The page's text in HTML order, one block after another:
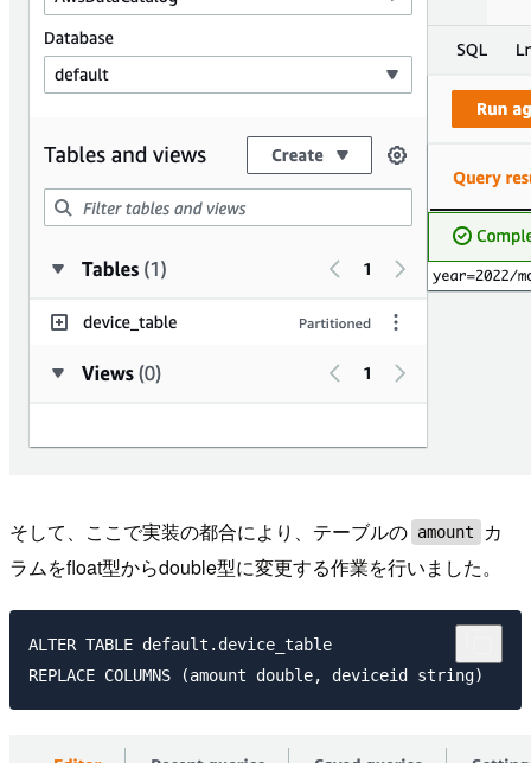
そして、ここで実装の都合により、テーブルの amount
カ
ラムをfloat型からdouble型に変更する作業を行いました。
ALTER TABLE default.device_table